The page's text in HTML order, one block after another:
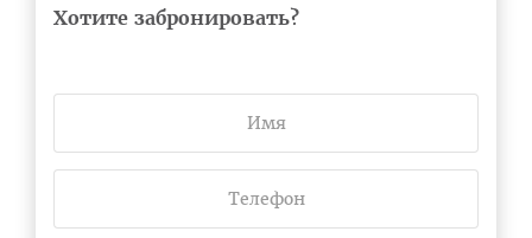
Хотите забронировать?